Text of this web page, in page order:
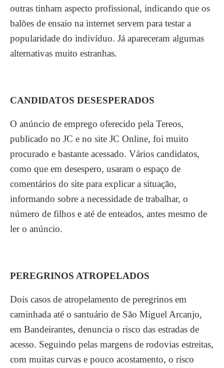
outras tinham aspecto profissional, indicando que os
balões de ensaio na internet servem para testar a
popularidade do indivíduo. Já apareceram algumas
alternativas muito estranhas.
CANDIDATOS DESESPERADOS
O anúncio de emprego oferecido pela Tereos,
publicado no JC e no site JC Online, foi muito
procurado e bastante acessado. Vários candidatos,
como que em desespero, usaram o espaço de
comentários do site para explicar a situação,
informando sobre a necessidade de trabalhar, o
número de filhos e até de enteados, antes mesmo de
ler o anúncio.
PEREGRINOS ATROPELADOS
Dois casos de atropelamento de peregrinos em
caminhada até o santuário de São Miguel Arcanjo,
em Bandeirantes, denuncia o risco das estradas de
acesso. Seguindo pelas margens de rodovias estreitas,
com muitas curvas e pouco acostamento, o risco